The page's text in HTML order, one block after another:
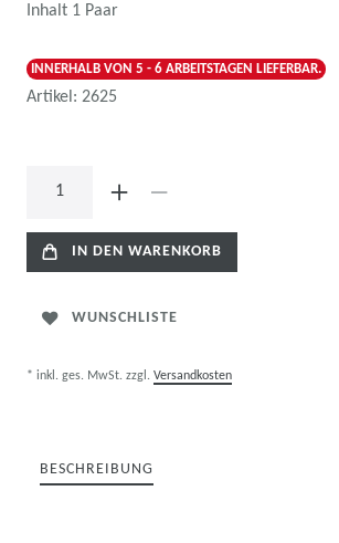
Inhalt 1 Paar
INNERHALB VON 5 - 6 ARBEITSTAGEN LIEFERBAR.
Artikel: 2625
IN DEN WARENKORB
WUNSCHLISTE
* inkl. ges. MwSt. zzgl. Versandkosten
BESCHREIBUNG